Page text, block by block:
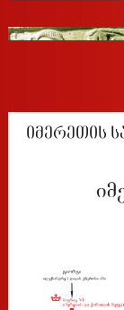
იმერეთის